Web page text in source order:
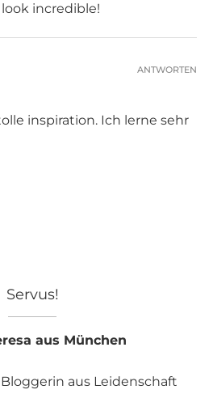
incredible!
inspiration. Ich lerne sehr
ANTWORTEN
Servus!
aus München
aus Leidenschaft